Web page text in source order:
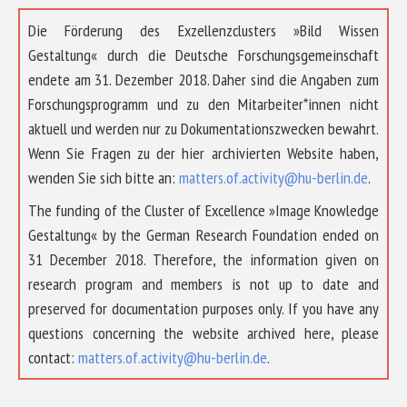
Die Förderung des Exzellenzclusters »Bild Wissen
Gestaltung« durch die Deutsche Forschungsgemeinschaft
endete am 31. Dezember 2018. Daher sind die Angaben zum
Forschungsprogramm und zu den Mitarbeiter*innen nicht
aktuell und werden nur zu Dokumentationszwecken bewahrt.
Wenn Sie Fragen zu der hier archivierten Website haben,
wenden Sie sich bitte an: matters.of.activity@hu-berlin.de.
The funding of the Cluster of Excellence »Image Knowledge
Gestaltung« by the German Research Foundation ended on
31 December 2018. Therefore, the information given on
research program and members is not up to date and
preserved for documentation purposes only. If you have any
questions concerning the website archived here, please
contact: matters.of.activity@hu-berlin.de.